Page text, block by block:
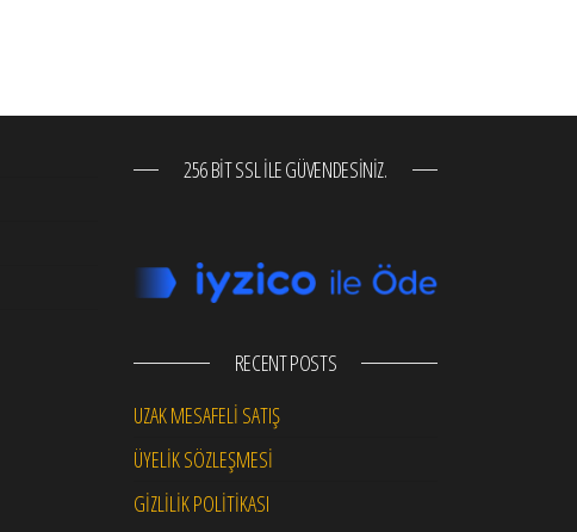
256 BIT SSL ILE GÜVENDESINIZ.
RECENT POSTS
UZAK MESAFELİ SATIŞ
ÜYELİK SÖZLEŞMESİ
GİZLİLİK POLİTİKASI